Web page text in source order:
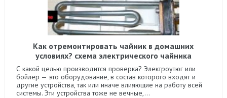
Как отремонтировать чайник в домашних
условиях? схема электрического чайника
С какой целью производится проверка? Электроутюг или
бойлер — это оборудование, в состав которого входят и
другие устройства, так или иначе влияющие на работу всей
системы. Эти устройства тоже не вечные,...